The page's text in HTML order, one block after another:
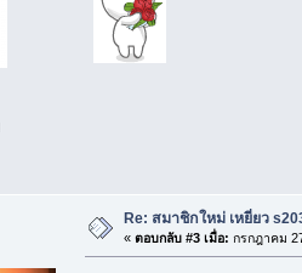
Re: สมาชิกใหม่ เหยี่ยว
« ตอบกลับ #3 เมื่อ: กรกฎาคม